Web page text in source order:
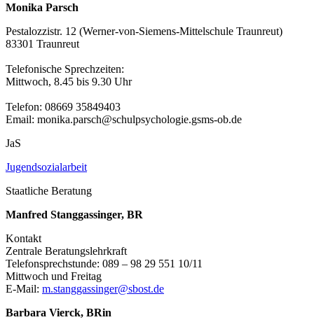
Monika Parsch
Pestalozzistr. 12 (Werner-von-Siemens-Mittelschule Traunreut)
83301 Traunreut
Telefonische Sprechzeiten:
Mittwoch, 8.45 bis 9.30 Uhr
Telefon: 08669 35849403
Email: monika.parsch@schulpsychologie.gsms-ob.de
JaS
Jugendsozialarbeit
Staatliche Beratung
Manfred Stanggassinger, BR
Kontakt
Zentrale Beratungslehrkraft
Telefonsprechstunde: 089 – 98 29 551 10/11
Mittwoch und Freitag
E-Mail: m.stanggassinger@sbost.de
Barbara Vierck, BRin